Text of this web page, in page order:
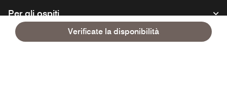
Verificate la disponibilità
Per gli ospiti